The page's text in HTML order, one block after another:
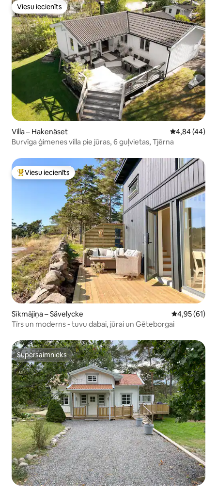
Viesu iecienīts
Viesu iecienīts
Villa – Hakenäset Vidējais
4,84 (44)
Burvīga ģimenes villa pie jūras, 6 guļvietas, Tjērna
Populārs viesu iecienīts mājoklis
Viesu iecienīts
Sīkmājiņa – Sävelycke Vidējais
4,95 (61)
Tīrs un moderns - tuvu dabai, jūrai un Gēteborgai
Supersaimnieks
Supersaimnieks